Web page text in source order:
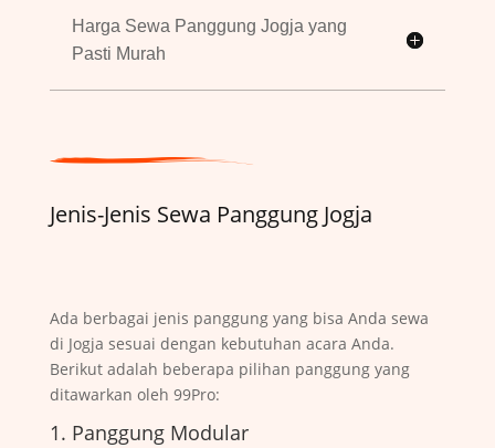
Harga Sewa Panggung Jogja yang
Pasti Murah
Jenis-Jenis Sewa Panggung Jogja
Ada berbagai jenis panggung yang bisa Anda sewa
di Jogja sesuai dengan kebutuhan acara Anda.
Berikut adalah beberapa pilihan panggung yang
ditawarkan oleh 99Pro:
1. Panggung Modular